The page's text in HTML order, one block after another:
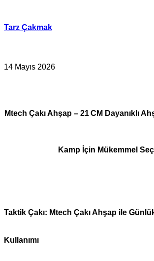
Tarz Çakmak
14 Mayıs 2026
Mtech Çakı Ahşap – 21 CM Dayanıklı
Kamp İçin Mükemmel
Taktik Çakı: Mtech Çakı Ahşap ile
Kullanımı